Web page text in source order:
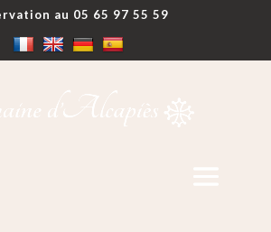
au 05 65 97 55 59